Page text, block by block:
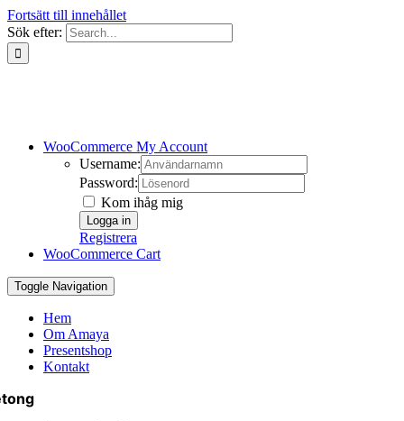
Fortsätt till innehållet
Sök efter:
WooCommerce My Account
Username:
Password:
Kom ihåg mig
Registrera
WooCommerce Cart
Toggle Navigation
Hem
Om Amaya
Presentshop
Kontakt